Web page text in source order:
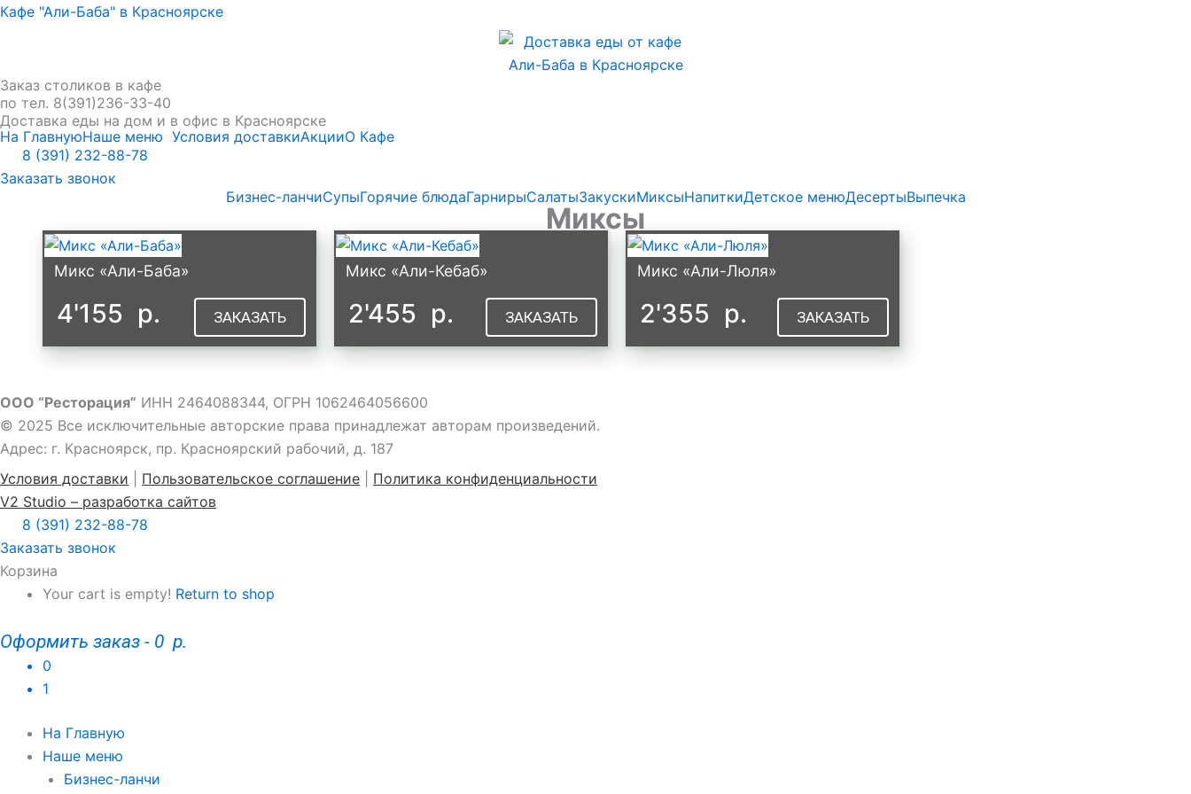
Кафе "Али-Баба" в Красноярске
Заказ столиков в кафе
по тел. 8(391)236-33-40
Доставка еды на дом и в офис в Красноярске
На ГлавнуюНаше меню Условия доставкиАкцииО Кафе
8 (391) 232-88-78
Заказать звонок
Бизнес-ланчиСупыГорячие блюдаГарнирыСалатыЗакускиМиксыНапиткиДетское менюДесертыВыпечка
Миксы
Микс «Али-Баба»
4'155 р. ЗАКАЗАТЬ
Микс «Али-Кебаб»
2'455 р. ЗАКАЗАТЬ
Микс «Али-Люля»
2'355 р. ЗАКАЗАТЬ
ООО “Ресторация” ИНН 2464088344, ОГРН 1062464056600
© 2025 Все исключительные авторские права принадлежат авторам произведений.
Адрес: г. Красноярск, пр. Красноярский рабочий, д. 187
Условия доставки
Пользовательское соглашение
Политика конфиденциальности
V2 Studio – разработка сайтов
8 (391) 232-88-78
Заказать звонок
Корзина
Your cart is empty! Return to shop
Оформить заказ - 0 р.
0
1
На Главную
Наше меню
Бизнес-ланчи